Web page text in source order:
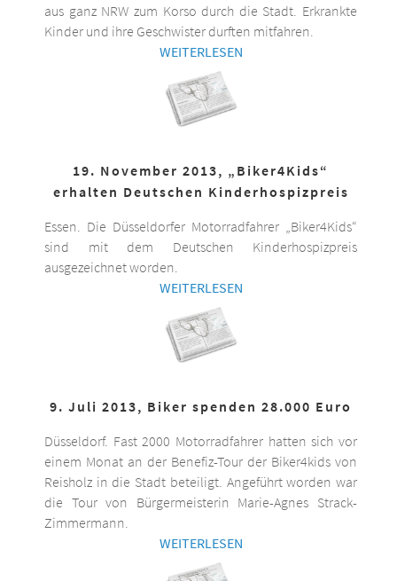
aus ganz NRW zum Korso durch die Stadt. Erkrankte
Kinder und ihre Geschwister durften mitfahren.
WEITERLESEN
19. November 2013, „Biker4Kids“
erhalten Deutschen Kinderhospizpreis
Essen. Die Düsseldorfer Motorradfahrer „Biker4Kids“
sind mit dem Deutschen Kinderhospizpreis
ausgezeichnet worden.
WEITERLESEN
9. Juli 2013, Biker spenden 28.000 Euro
Düsseldorf. Fast 2000 Motorradfahrer hatten sich vor
einem Monat an der Benefiz-Tour der Biker4kids von
Reisholz in die Stadt beteiligt. Angeführt worden war
die Tour von Bürgermeisterin Marie-Agnes Strack-
Zimmermann.
WEITERLESEN